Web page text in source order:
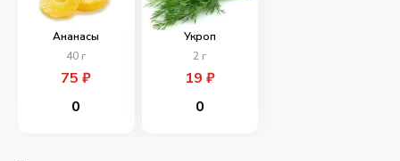
Ананасы
40 г
75₽
0
Укроп
2 г
19 ₽
0